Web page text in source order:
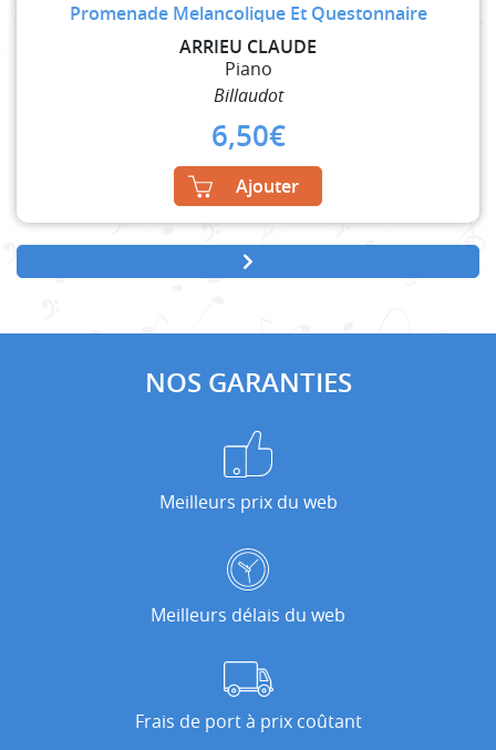
Promenade Melancolique Et Questonnaire
ARRIEU CLAUDE
Piano
Billaudot
6,50€
Ajouter
NOS GARANTIES
Meilleurs prix du web
Meilleurs délais du web
Frais de port à prix coûtant